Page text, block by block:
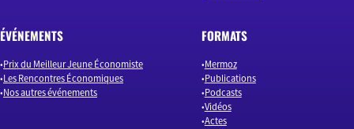
ÉVÉNEMENTS
Prix du Meilleur Jeune Économiste
Les Rencontres Économiques
Nos autres événements
FORMATS
Mermoz
Publications
Podcasts
Vidéos
Actes